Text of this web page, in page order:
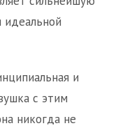
идеальной
и
с этим
никогда не